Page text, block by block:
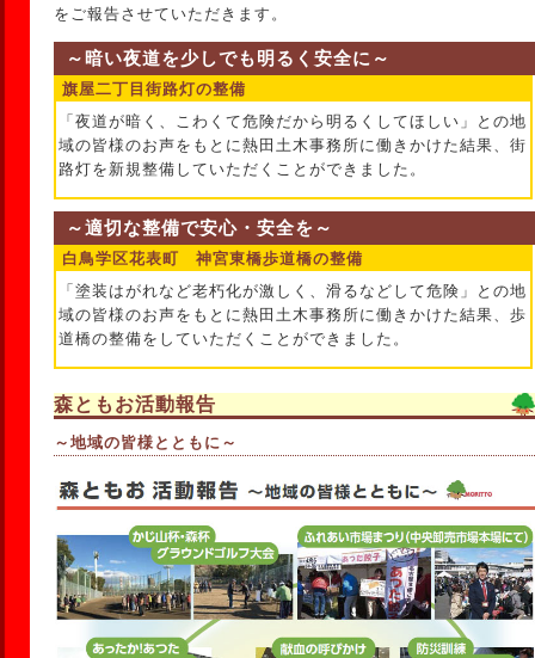
をご報告させていただきます。
～暗い夜道を少しでも明るく安全に～
旗屋二丁目街路灯の整備
「夜道が暗く、こわくて危険だから明るくしてほしい」との地
域の皆様のお声をもとに熱田土木事務所に働きかけた結果、街
路灯を新規整備していただくことができました。
～適切な整備で安心・安全を～
白鳥学区花表町 神宮東橋歩道橋の整備
「塗装はがれなど老朽化が激しく、滑るなどして危険」との地
域の皆様のお声をもとに熱田土木事務所に働きかけた結果、歩
道橋の整備をしていただくことができました。
森ともお活動報告
～地域の皆様とともに～